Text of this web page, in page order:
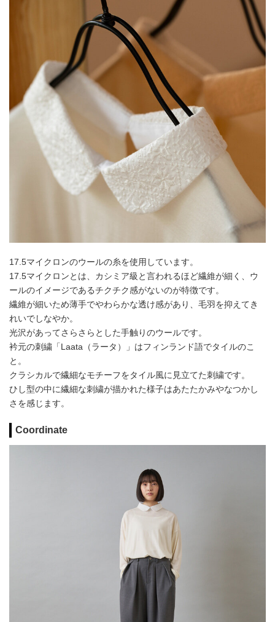
17.5マイクロンのウールの糸を使用しています。
17.5マイクロンとは、カシミア級と言われるほど繊維が細く、ウ
ールのイメージであるチクチク感がないのが特徴です。
繊維が細いため薄手でやわらかな透け感があり、毛羽を抑えてき
れいでしなやか。
光沢があってさらさらとした手触りのウールです。
衿元の刺繍「Laata（ラータ）」はフィンランド語でタイルのこ
と。
クラシカルで繊細なモチーフをタイル風に見立てた刺繍です。
ひし型の中に繊細な刺繍が描かれた様子はあたたかみやなつかし
さを感じます。
Coordinate